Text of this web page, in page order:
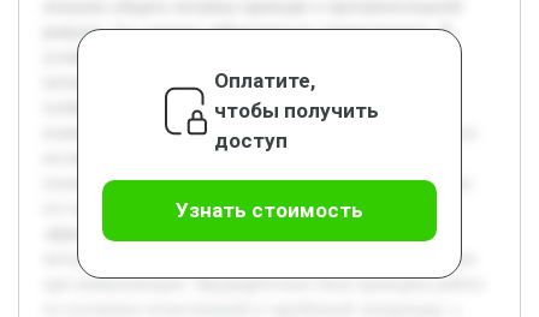
реакции, что снижает эффективность коммуникации. В
условиях современного общества, где информационные
потоки растут, понимание данного явления становится
особенно важным для достижения гармоничного
взаимодействия между людьми. Цель работы заключается в
психологическом контексте и разработке рекомендаций по
его минимизации. В проекте будет раскрыта природа
эффекта, его основные причины, а также рассмотрены
методы, позволяющие уменьшить негативные последствия
при коммуникации. Предварительно была проведена работа
Оплатите,
чтобы получить
доступ
Узнать стоимость